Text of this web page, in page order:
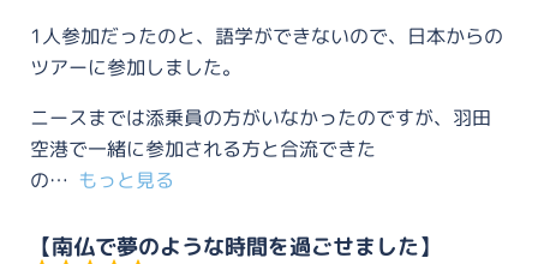
1人参加だったのと、語学ができないので、日本からの
ツアーに参加しました。
ニースまでは添乗員の方がいなかったのですが、羽田
空港で一緒に参加される方と合流できた
の
もっと見る
【南仏で夢のような時間を過ごせました】